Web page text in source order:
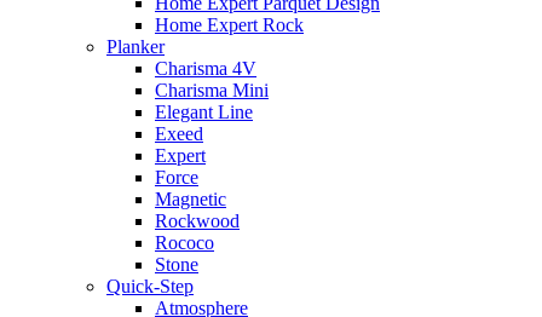
Home Expert Rock
Planker
Charisma 4V
Charisma Mini
Elegant Line
Exeed
Expert
Force
Magnetic
Rockwood
Rococo
Stone
Quick-Step
Atmosphere